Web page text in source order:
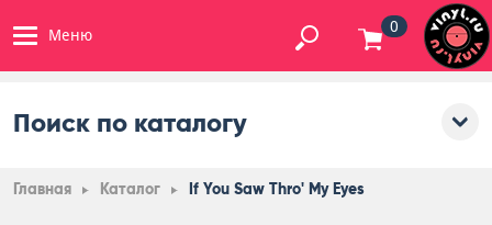
Меню 0
Поиск по каталогу
Главная Каталог If You Saw Thro' My Eyes